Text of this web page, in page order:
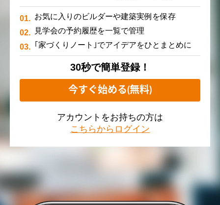
お気に入りのビルダーや建築実例を保存
見学会の予約履歴を一覧で管理
｢家づくりノート｣でアイデアをひとまとめに
30秒で簡単登録！
今すぐ始める(無料)
アカウントをお持ちの方は
こちらからログイン